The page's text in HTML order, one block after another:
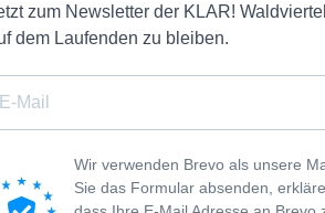
zum Newsletter der KLAR!
dem Laufenden zu bleiben.
Wir verwenden Brevo als unsere
Sie das Formular absenden,